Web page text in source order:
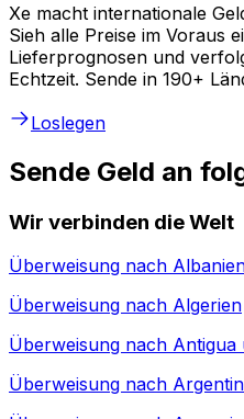
Xe macht internationale
Sieh alle Preise im Voraus
Lieferprognosen und
Echtzeit. Sende in 190+
Loslegen
Sende Geld an
Wir verbinden die Welt
Überweisung nach
Überweisung nach Algerien
Überweisung nach Antigua
Überweisung nach